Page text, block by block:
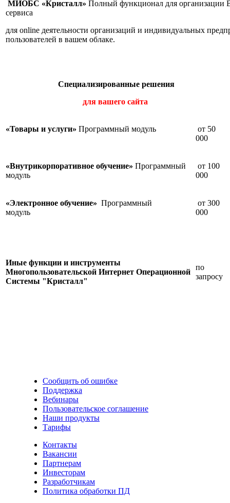
МИОБС «Кристалл» Полный функционал для организации
сервиса
для online деятельности организаций и индивидуальных
пользователей в вашем облаке.
Специализированные решения
для вашего сайта
«Товары и услуги» Программный модуль
от 50
000
«Внутрикорпоративное обучение» Программный
модуль
от 100
000
«Электронное обучение» Программный
модуль
от 300
000
Иные функции и инструменты
Многопользовательской Интернет Операционной
Системы "Кристалл"
по
запросу
Сообщить об ошибке
Поддержка
Вебинары
Пользовательское соглашение
Наши продукты
Тарифы
Контакты
Вакансии
Партнерам
Инвесторам
Разработчикам
Политика обработки ПД